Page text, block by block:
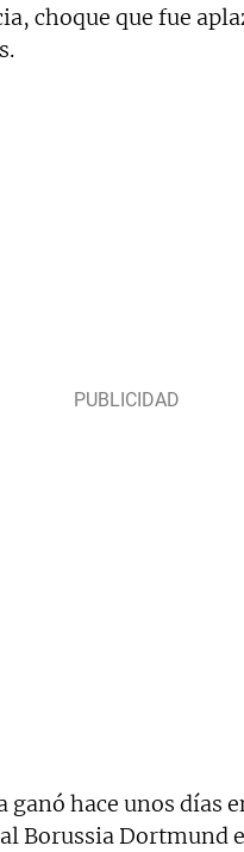
choque que fue
ganó hace unos días
Borussia Dortmund